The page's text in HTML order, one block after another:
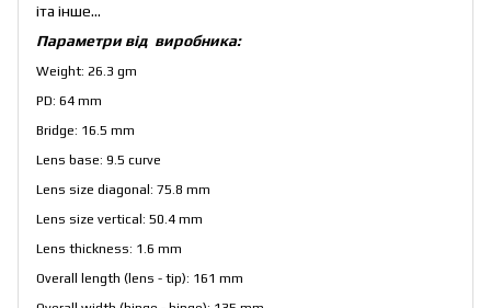
іта інше...
Параметри від виробника:
Weight: 26.3 gm
PD: 64 mm
Bridge: 16.5 mm
Lens base: 9.5 curve
Lens size diagonal: 75.8 mm
Lens size vertical: 50.4 mm
Lens thickness: 1.6 mm
Overall length (lens - tip): 161 mm